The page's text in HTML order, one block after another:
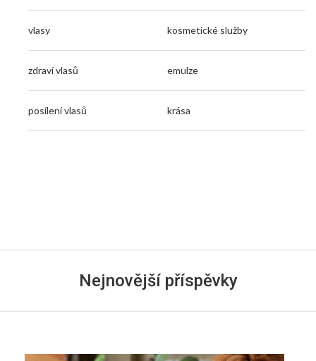
vlasy kosmetické služby
zdraví vlasů emulze
posílení vlasů krása
Nejnovější příspěvky